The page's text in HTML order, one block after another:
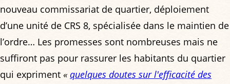
nouveau commissariat de quartier, déploiement
d’une unité de CRS 8, spécialisée dans le maintien de
l’ordre… Les promesses sont nombreuses mais ne
suffiront pas pour rassurer les habitants du quartier
qui expriment « quelques doutes sur l'efficacité des